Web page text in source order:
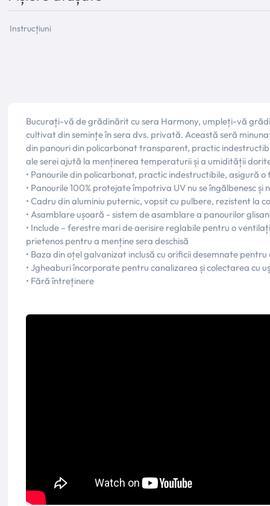
Instrucțiuni
Bucurați-vă de grădinărit cu sera Harmony, umpleți-vă
cultivat din semințe în sera dvs. privată. Această seră
din panouri din policarbonat transparent, practic
ale serei ajută la menținerea temperaturii și a umidității
• Panourile din policarbonat, practic indestructibile, asigură
• Panourile 100% protejate împotriva UV nu se îngălbenesc și
• Cadru din aluminiu puternic, vopsit cu pulbere, rezistent la
• Asamblare ușoară - sistem de asamblare a panourilor
• Include – ferestre mari de aerisire reglabile pentru o
prietenos pentru a menține sera deschisă
• Baza din oțel galvanizat inclusă cu orificii desemnate
• Jgheaburi încorporate pentru canalizarea și colectarea cu
• Fără întreținere